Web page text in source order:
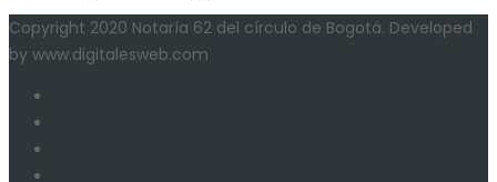
Copyright 2020 Notaría 62 del círculo de Bogotá. Developed
by www.digitalesweb.com